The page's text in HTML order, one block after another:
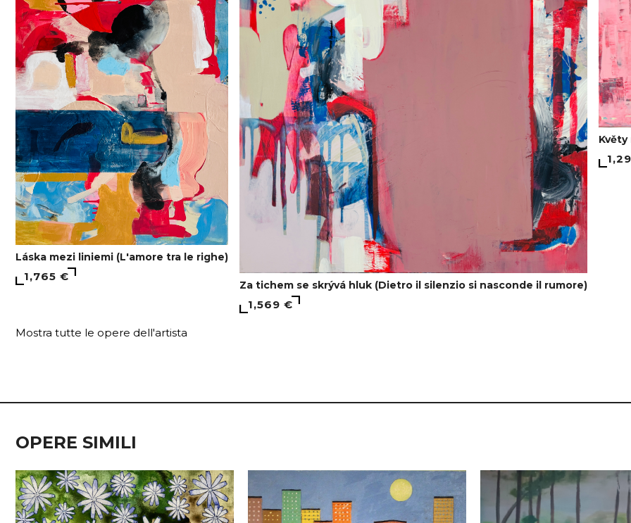
Láska mezi liniemi (L'amore tra le righe)
1,765 €
Za tichem se skrývá hluk (Dietro il silenzio si nasconde il rumore)
1,569 €
Mostra tutte le opere dell'artista
OPERE SIMILI